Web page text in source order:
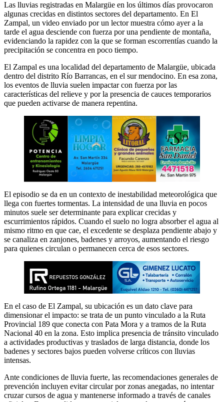
Las lluvias registradas en Malargüe en los últimos días provocaron
algunas crecidas en distintos sectores del departamento. En El
Zampal, un video enviado por un lector muestra cómo ayer a la
tarde el agua desciende con fuerza por una pendiente de montaña,
evidenciando la rapidez con la que se forman escorrentías cuando la
precipitación se concentra en poco tiempo.
El Zampal es una localidad del departamento de Malargüe, ubicada
dentro del distrito Río Barrancas, en el sur mendocino. En esa zona,
los eventos de lluvia suelen impactar con fuerza por las
características del relieve y por la presencia de cauces temporarios
que pueden activarse de manera repentina.
El episodio se da en un contexto de inestabilidad meteorológica que
llega con fuertes tormentas. La intensidad de una lluvia en pocos
minutos suele ser determinante para explicar crecidas y
escurrimientos rápidos. Cuando el suelo no logra absorber el agua al
mismo ritmo en que cae, el excedente se desplaza pendiente abajo y
se canaliza en zanjones, badenes y arroyos, aumentando el riesgo
para quienes circulan o permanecen cerca de esos sectores.
En el caso de El Zampal, su ubicación es un dato clave para
dimensionar el impacto: se trata de un punto vinculado a la Ruta
Provincial 189 que conecta con Pata Mora y a tramos de la Ruta
Nacional 40 en la zona. Esto implica presencia de tránsito vinculado
a actividades productivas y traslados de larga distancia, donde los
badenes y sectores bajos pueden volverse críticos con lluvias
intensas.
Ante condiciones de lluvia fuerte, las recomendaciones generales de
prevención incluyen evitar circular por zonas anegadas, no intentar
cruzar cursos de agua y mantenerse informado a través de canales